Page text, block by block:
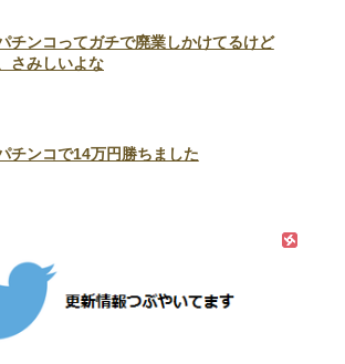
チンコってガチで廃業しかけてるけど
さみしいよな
チンコで14万円勝ちました